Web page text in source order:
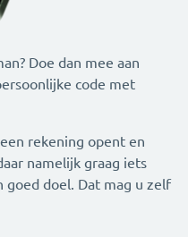
Doe dan mee aan
code met
rekening opent en
namelijk graag iets
goed doel. Dat mag u zelf